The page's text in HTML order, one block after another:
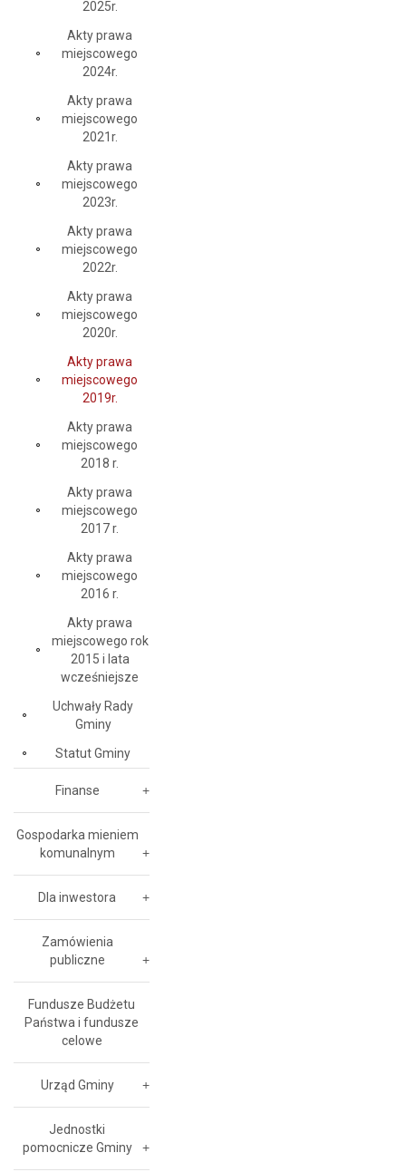
2025r.
Akty prawa
miejscowego
2024r.
Akty prawa
miejscowego
2021r.
Akty prawa
miejscowego
2023r.
Akty prawa
miejscowego
2022r.
Akty prawa
miejscowego
2020r.
Akty prawa
miejscowego
2019r.
Akty prawa
miejscowego
2018 r.
Akty prawa
miejscowego
2017 r.
Akty prawa
miejscowego
2016 r.
Akty prawa
miejscowego rok
2015 i lata
wcześniejsze
Uchwały Rady
Gminy
Statut Gminy
Finanse
Gospodarka mieniem
komunalnym
Dla inwestora
Zamówienia
publiczne
Fundusze Budżetu
Państwa i fundusze
celowe
Urząd Gminy
Jednostki
pomocnicze Gminy